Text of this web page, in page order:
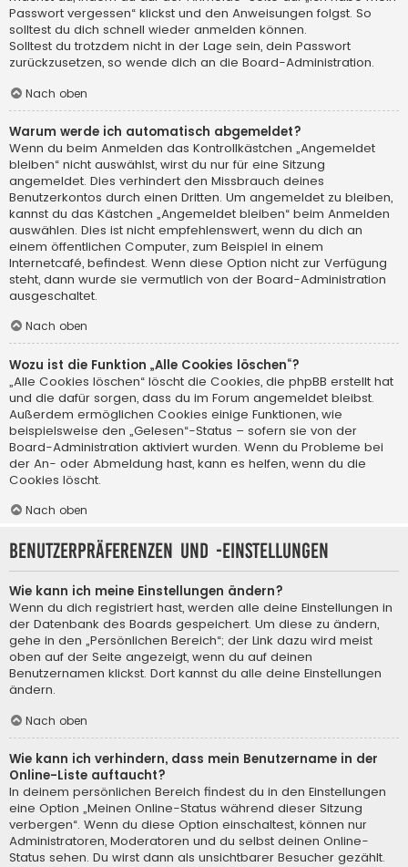
Passwort vergessen“ klickst und den Anweisungen folgst. So
solltest du dich schnell wieder anmelden können.
Solltest du trotzdem nicht in der Lage sein, dein Passwort
zurückzusetzen, so wende dich an die Board-Administration.
Nach oben
Warum werde ich automatisch abgemeldet?
Wenn du beim Anmelden das Kontrollkästchen „Angemeldet
bleiben“ nicht auswählst, wirst du nur für eine Sitzung
angemeldet. Dies verhindert den Missbrauch deines
Benutzerkontos durch einen Dritten. Um angemeldet zu bleiben,
kannst du das Kästchen „Angemeldet bleiben“ beim Anmelden
auswählen. Dies ist nicht empfehlenswert, wenn du dich an
einem öffentlichen Computer, zum Beispiel in einem
Internetcafé, befindest. Wenn diese Option nicht zur Verfügung
steht, dann wurde sie vermutlich von der Board-Administration
ausgeschaltet.
Nach oben
Wozu ist die Funktion „Alle Cookies löschen“?
„Alle Cookies löschen“ löscht die Cookies, die phpBB erstellt hat
und die dafür sorgen, dass du im Forum angemeldet bleibst.
Außerdem ermöglichen Cookies einige Funktionen, wie
beispielsweise den „Gelesen“-Status – sofern sie von der
Board-Administration aktiviert wurden. Wenn du Probleme bei
der An- oder Abmeldung hast, kann es helfen, wenn du die
Cookies löscht.
Nach oben
Benutzerpräferenzen und -einstellungen
Wie kann ich meine Einstellungen ändern?
Wenn du dich registriert hast, werden alle deine Einstellungen in
der Datenbank des Boards gespeichert. Um diese zu ändern,
gehe in den „Persönlichen Bereich“; der Link dazu wird meist
oben auf der Seite angezeigt, wenn du auf deinen
Benutzernamen klickst. Dort kannst du alle deine Einstellungen
ändern.
Nach oben
Wie kann ich verhindern, dass mein Benutzername in der
Online-Liste auftaucht?
In deinem persönlichen Bereich findest du in den Einstellungen
eine Option „Meinen Online-Status während dieser Sitzung
verbergen“. Wenn du diese Option einschaltest, können nur
Administratoren, Moderatoren und du selbst deinen Online-
Status sehen. Du wirst dann als unsichtbarer Besucher gezählt.